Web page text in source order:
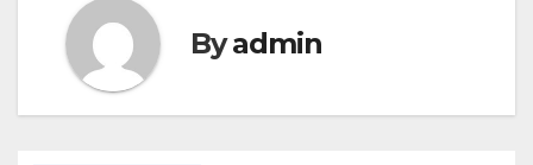
Byadmin